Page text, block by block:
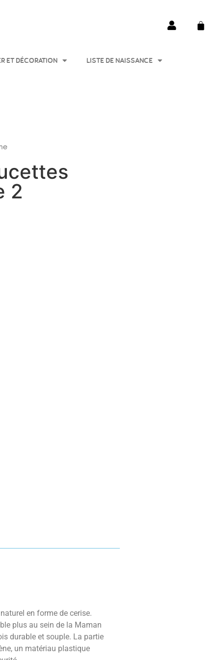
ET DÉCORATION LISTE DE NAISSANCE
2
en forme de cerise.
plus au sein de la Maman
durable et souple. La partie
un matériau plastique